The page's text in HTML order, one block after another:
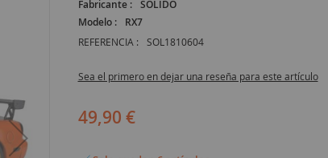
Fabricante :
SOLIDO
Modelo :
RX7
REFERENCIA : SOL1810604
Sea el primero en dejar una reseña para este artículo
49,90 €